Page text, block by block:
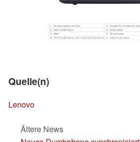
Quelle(n)
Lenovo
Ältere News